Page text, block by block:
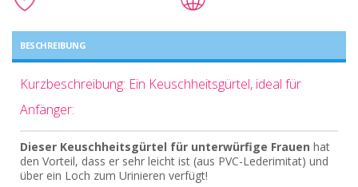
BESCHREIBUNG
Kurzbeschreibung: Ein Keuschheitsgürtel, ideal für
Anfänger:
Dieser Keuschheitsgürtel für unterwürfige Frauen hat
den Vorteil, dass er sehr leicht ist (aus PVC-Lederimitat) und
über ein Loch zum Urinieren verfügt!